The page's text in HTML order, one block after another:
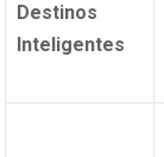
Destinos
Inteligentes